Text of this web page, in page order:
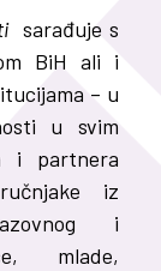
sarađuje s
BiH ali i
– u
u svim
i partnera
iz
i
mlade,